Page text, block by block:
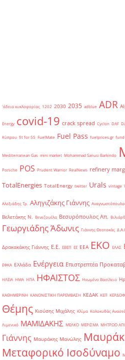
'άδεια κυκλοφορίας 1202 2030 2035 adblue ADR
Energy covid-19 crack spread Cyclon DAF
Κύπρου fit for 55 FuelMate Fuel Pass fuelprices.gr fund
Mediterranean Gas mini market Mohammad Sanusi Barkindo
Porsche POS Prudent Warrior RealNews refinery
TotalEnergies TotalEnergy twitter Urals vintage
Αλεξιάδης Τρ. Αληγιζάκης Γιάννης
Βελετάκης Ν. Βενεζουέλα Βεσυρόπουλος Απ.
Γεωργιάδης Άδωνις Γιάννης Θεοτοκάς
Δρακακάκης Γιάννης Ε.Ε. ΕΒΕΠ ΕΕ ΕΕΑ ΕΚΟ ΕΛΑΣ
ΕΦΚΑ Ελλάδα Ενέργεια Επιστρεπτέα
ΗΛΕΙΑ ΗΜΑ ΗΠΑ ΗΦΑΙΣΤΟΣ Ηνωμένο Βασίλειο
ΚΑΘΗΜΕΡΙΝΗ ΚΑΝΟΝΙΣΤΙΚΗ ΠΑΡΕΜΒΑΣΗ ΚΕΔΑΚ ΚΕΠ
Θέμης Κιούσης Μιχάλης Κλίμα Κολοκυθάς
Λιμενικό ΜΑΜΙΔΑΚΗΣ ΜΕΛΚΟ ΜΕΡΙΣΜΑ ΜΗΤΡΩΟ
Γιάννης Μαυράκης Μανώλης
Μεταφορικό Ισοδύναμο